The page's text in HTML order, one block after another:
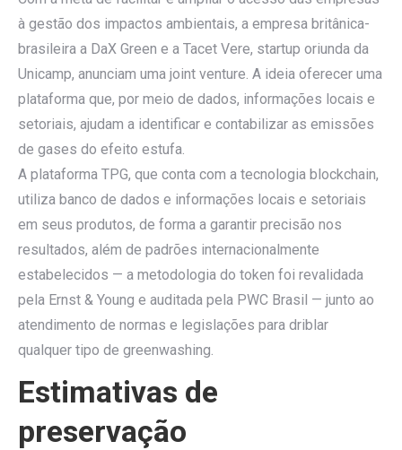
à gestão dos impactos ambientais, a empresa britânica-
brasileira a DaX Green e a Tacet Vere, startup oriunda da
Unicamp, anunciam uma joint venture. A ideia oferecer uma
plataforma que, por meio de dados, informações locais e
setoriais, ajudam a identificar e contabilizar as emissões
de gases do efeito estufa.
A plataforma TPG, que conta com a tecnologia blockchain,
utiliza banco de dados e informações locais e setoriais
em seus produtos, de forma a garantir precisão nos
resultados, além de padrões internacionalmente
estabelecidos — a metodologia do token foi revalidada
pela Ernst & Young e auditada pela PWC Brasil — junto ao
atendimento de normas e legislações para driblar
qualquer tipo de greenwashing.
Estimativas de
preservação